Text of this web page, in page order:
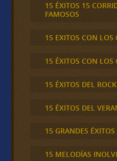
15 ÉXITOS 15
FAMOSOS
15 EXITOS CON LOS
15 ÉXITOS CON LOS
15 ÉXITOS DEL
15 ÉXITOS DEL
15 GRANDES ÉXITOS
15 MELODÍAS